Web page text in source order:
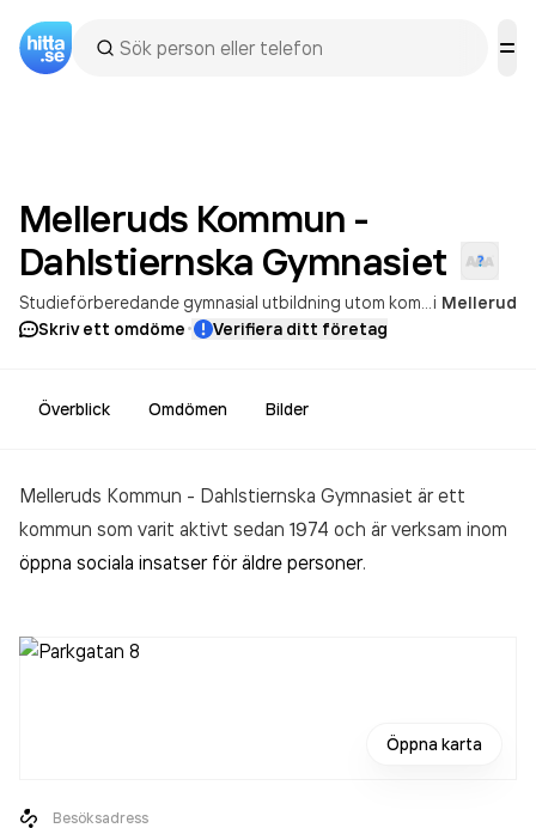
Melleruds Kommun -
Dahlstiernska Gymnasiet
i Mellerud
Skriv ett omdöme· Verifiera ditt företag
Överblick Omdömen Bilder
Melleruds Kommun - Dahlstiernska Gymnasiet är ett
kommun som varit aktivt sedan 1974 och är verksam inom
öppna sociala insatser för äldre personer.
Öppna karta
Besöksadress